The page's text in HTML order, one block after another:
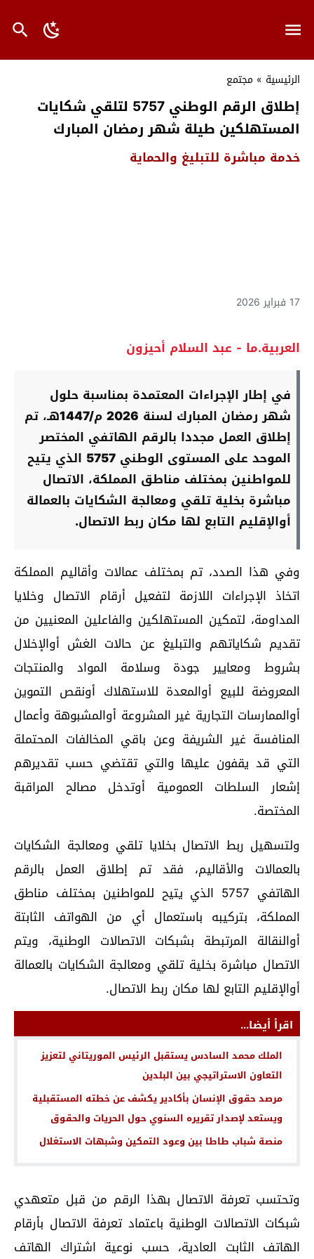
الرئيسية » مجتمع
إطلاق الرقم الوطني 5757 لتلقي شكايات
المستهلكين طيلة شهر رمضان المبارك
خدمة مباشرة للتبليغ والحماية
17 فبراير 2026
العربية.ما - عبد السلام أحيزون
في إطار الإجراءات المعتمدة بمناسبة حلول
شهر رمضان المبارك لسنة 2026 م/1447هـ، تم
إطلاق العمل مجددا بالرقم الهاتفي المختصر
الموحد على المستوى الوطني 5757 الذي يتيح
للمواطنين بمختلف مناطق المملكة، الاتصال
مباشرة بخلية تلقي ومعالجة الشكايات بالعمالة
أوالإقليم التابع لها مكان ربط الاتصال.
وفي هذا الصدد، تم بمختلف عمالات وأقاليم المملكة
اتخاذ الإجراءات اللازمة لتفعيل أرقام الاتصال وخلايا
المداومة، لتمكين المستهلكين والفاعلين المعنيين من
تقديم شكاياتهم والتبليغ عن حالات الغش أوالإخلال
بشروط ومعايير جودة وسلامة المواد والمنتجات
المعروضة للبيع أوالمعدة للاستهلاك أونقص التموين
أوالممارسات التجارية غير المشروعة أوالمشبوهة وأعمال
المنافسة غير الشريفة وعن باقي المخالفات المحتملة
التي قد يقفون عليها والتي تقتضي حسب تقديرهم
إشعار السلطات العمومية أوتدخل مصالح المراقبة
المختصة.
ولتسهيل ربط الاتصال بخلايا تلقي ومعالجة الشكايات
بالعمالات والأقاليم، فقد تم إطلاق العمل بالرقم
الهاتفي 5757 الذي يتيح للمواطنين بمختلف مناطق
المملكة، بتركيبه باستعمال أي من الهواتف الثابتة
أوالنقالة المرتبطة بشبكات الاتصالات الوطنية، ويتم
الاتصال مباشرة بخلية تلقي ومعالجة الشكايات بالعمالة
أوالإقليم التابع لها مكان ربط الاتصال.
اقرأ أيضا...
الملك محمد السادس يستقبل الرئيس الموريتاني لتعزيز
التعاون الاستراتيجي بين البلدين
مرصد حقوق الإنسان بأكادير يكشف عن خطته المستقبلية
ويستعد لإصدار تقريره السنوي حول الحريات والحقوق
منصة شباب طاطا بين وعود التمكين وشبهات الاستغلال
وتحتسب تعرفة الاتصال بهذا الرقم من قبل متعهدي
شبكات الاتصالات الوطنية باعتماد تعرفة الاتصال بأرقام
الهاتف الثابت العادية، حسب نوعية اشتراك الهاتف